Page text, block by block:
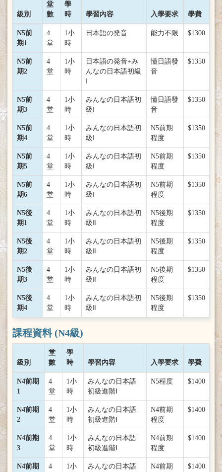
級別
堂
數
學
時
學習內容 入學要求 學費
N5前
期1
4
堂
1小
時
日本語の発音 能力不限 $1300
N5前
期2
4
堂
1小
時
日本語の発音+み
んなの日本語初級
懂日語發
音
$1350
N5前
期3
4
堂
1小
時
みんなの日本語初
級Ⅰ
懂日語發
音
$1350
N5前
期4
4
堂
1小
時
みんなの日本語初
級Ⅰ
N5前期
程度
$1350
N5前
期5
4
堂
1小
時
みんなの日本語初
級Ⅰ
N5前期
程度
$1350
N5前
期6
4
堂
1小
時
みんなの日本語初
級Ⅰ
N5前期
程度
$1350
N5後
期1
4
堂
1小
時
みんなの日本語初
級Ⅱ
N5後期
程度
$1350
N5後
期2
4
堂
1小
時
みんなの日本語初
級Ⅱ
N5後期
程度
$1350
N5後
期3
4
堂
1小
時
みんなの日本語初
級Ⅱ
N5後期
程度
$1350
N5後
期4
4
堂
1小
時
みんなの日本語初
級Ⅱ
N5後期
程度
$1350
課程資料 (N4級)
級別
堂
數
學
時
學習內容 入學要求 學費
N4前期
1
4
堂
1小
時
みんなの日本語
初級進階Ⅰ
N5程度 $1400
N4前期
2
4
堂
1小
時
みんなの日本語
初級進階Ⅰ
N4前期
程度
$1400
N4前期
3
4
堂
1小
時
みんなの日本語
初級進階Ⅰ
N4前期
程度
$1400
N4前期
4
1小
みんなの日本語
N4前期
$1400